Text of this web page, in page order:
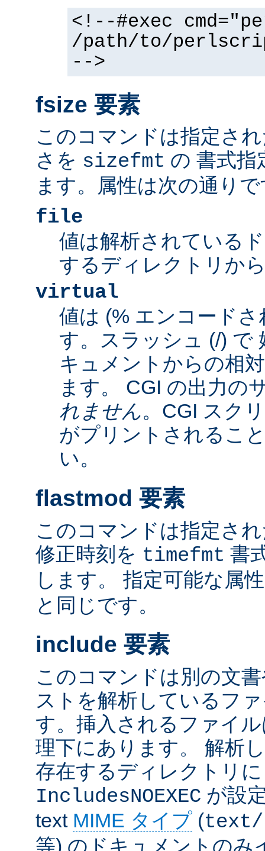
<!--#exec
/path/to/
-->
fsize 要素
このコマンドは指定さ
さを sizefmt の 書式指
ます。属性は次の通り
file
値は解析されている
するディレクトリか
virtual
値は (% エンコード
す。スラッシュ (/) で
キュメントからの相
ます。 CGI の出力の
れません。CGI スク
がプリントされるこ
い。
flastmod 要素
このコマンドは指定さ
修正時刻を timefmt 書
します。 指定可能な属
と同じです。
include 要素
このコマンドは別の文
ストを解析しているフ
す。挿入されるファイ
理下にあります。 解析
存在するディレクトリ
IncludesNOEXEC が設
text MIME タイプ (
等) のドキュメントのみ